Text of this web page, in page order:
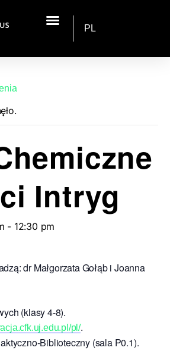
PL
Intryg
- 12:30 pm
dr Małgorzata Gołąb i Joanna
(klasy 4-8).
pl/.
Biblioteczny (sala P0.1).